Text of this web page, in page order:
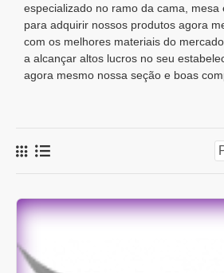
especializado no ramo da cama, mesa
para adquirir nossos produtos agora
com os melhores materiais do
a alcançar altos lucros no seu
agora mesmo nossa seção e boas